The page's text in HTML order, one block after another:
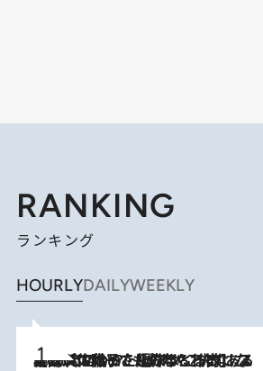
RANKING
ランキング
HOURLYDAILYWEEKLY
2026.8.5
【阿川佐和子さんの年とる力】なぜ70代で始めた趣味は“こんなに楽しい”のか？ ピアノ、俳句…スランプに陥っても続けられる“ある秘訣”とは